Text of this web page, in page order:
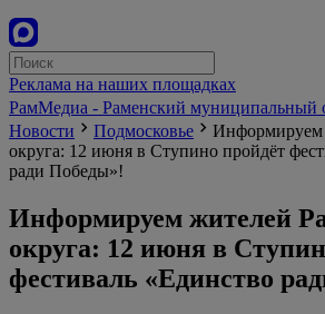
Реклама на наших площадках
РамМедиа - Раменский муниципальный
Новости
Подмосковье
Информируем
округа: 12 июня в Ступино пройдёт
ради Победы»!
Информируем жителей
округа: 12 июня в
фестиваль «Единство